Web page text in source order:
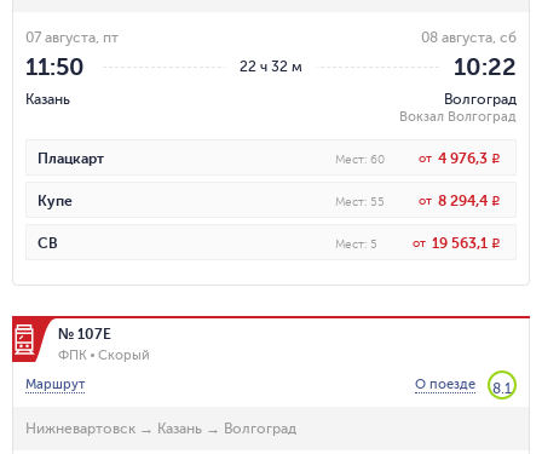
22 ч 32 м
07 августа, пт
11:50
Казань
08 августа, сб
10:22
Волгоград
Вокзал Волгоград
Плацкарт Мест: 60 от 4 976,3 R
Купе Мест: 55 от 8 294,4 R
СВ Мест: 5 от 19 563,1 R
№ 107Е
ФПК
Скорый
Маршрут
О поезде 8.1
Нижневартовск → Казань → Волгоград